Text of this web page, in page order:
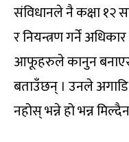
संविधानले नै कक्षा १२
र नियन्त्रण गर्ने
आफूहरुले कानुन बनाएर
बताउँछन् । उनले अगाडि
नहोस् भन्ने हो भन्न